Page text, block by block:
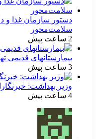
سلامت‌محور
2 ساعت پیش
بیمارستانهای
3 ساعت پیش
وزیر بهداشت:
4 ساعت پیش